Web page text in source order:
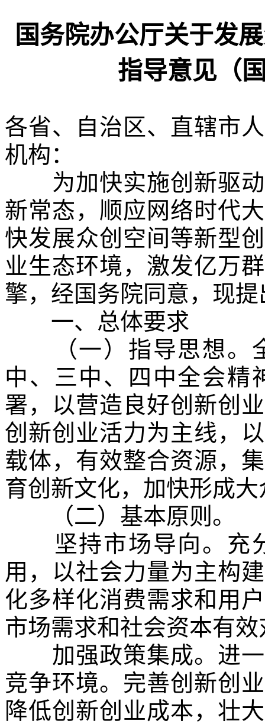
国务院办公厅关于发
指导意见（
各省、自治区、直辖市
机构：
为加快实施创新驱动
新常态，顺应网络时代
快发展众创空间等新型
业生态环境，激发亿万
擎，经国务院同意，现
一、总体要求
（一）指导思想。全
中、三中、四中全会精
署，以营造良好创新创
创新创业活力为主线，
载体，有效整合资源，
育创新文化，加快形成
（二）基本原则。
坚持市场导向。充分
用，以社会力量为主构
化多样化消费需求和用
市场需求和社会资本有效
加强政策集成。进一
竞争环境。完善创新创
降低创新创业成本，壮